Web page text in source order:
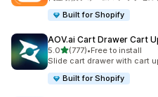
Built for Shopify
AOV.ai Cart Drawer Cart
5.05つ星中
(777)
合計レビュー数：777件
•Free to install
Slide cart drawer with cart
Built for Shopify